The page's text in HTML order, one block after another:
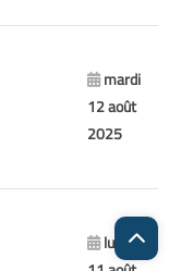
mardi
12 août
2025
lundi